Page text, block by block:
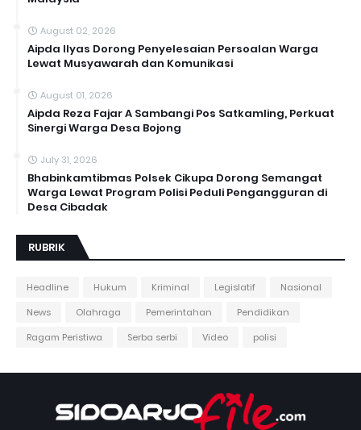
August 02, 2026
Aipda Ilyas Dorong Penyelesaian Persoalan Warga
Lewat Musyawarah dan Komunikasi
August 01, 2026
Aipda Reza Fajar A Sambangi Pos Satkamling, Perkuat
Sinergi Warga Desa Bojong
July 31, 2026
Bhabinkamtibmas Polsek Cikupa Dorong Semangat
Warga Lewat Program Polisi Peduli Pengangguran di
Desa Cibadak
RUBRIK
Headline Hukum Kriminal Legislatif
Nasional
News
Olahraga Pemerintahan
Pendidikan
Ragam Peristiwa
Serba serbi Video polisi